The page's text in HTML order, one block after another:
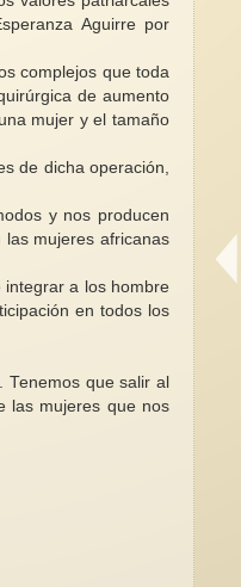
Aguirre por
complejos que toda
de aumento
mujer y el tamaño
de dicha operación,
y nos producen
mujeres africanas
integrar a los hombre
en todos los
que salir al
las mujeres que nos
donde va a llegar tanto
personas la guerra se
en un tema de poder y